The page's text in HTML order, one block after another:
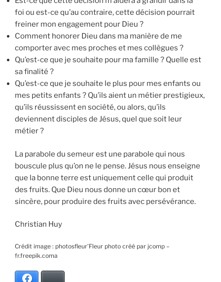
foi ou est-ce qu’au contraire, cette décision pourrait
freiner mon engagement pour Dieu ?
Comment honorer Dieu dans ma manière de me
comporter avec mes proches et mes collègues ?
Qu’est-ce que je souhaite pour ma famille ? Quelle est
sa finalité ?
Qu’est-ce que je souhaite le plus pour mes enfants ou
mes petits enfants ? Qu’ils aient un métier prestigieux,
qu’ils réussissent en société, ou alors, qu’ils
deviennent disciples de Jésus, quel que soit leur
métier ?
La parabole du semeur est une parabole qui nous
bouscule plus qu’on ne le pense. Jésus nous enseigne
que la bonne terre est uniquement celle qui produit
des fruits. Que Dieu nous donne un cœur bon et
sincère, pour produire des fruits avec persévérance.
Christian Huy
Crédit image : photosfleur’Fleur photo créé par jcomp –
fr.freepik.coma